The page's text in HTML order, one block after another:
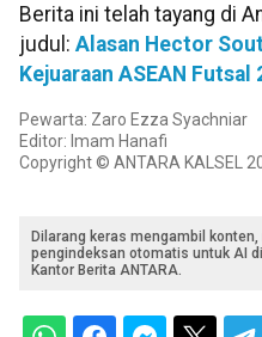
Berita ini telah tayang di
judul: Alasan Hector
Kejuaraan ASEAN Futsal
Pewarta: Zaro Ezza Syachniar
Editor: Imam Hanafi
Copyright © ANTARA KALSEL
Dilarang keras mengambil
pengindeksan otomatis untuk AI
Kantor Berita ANTARA.